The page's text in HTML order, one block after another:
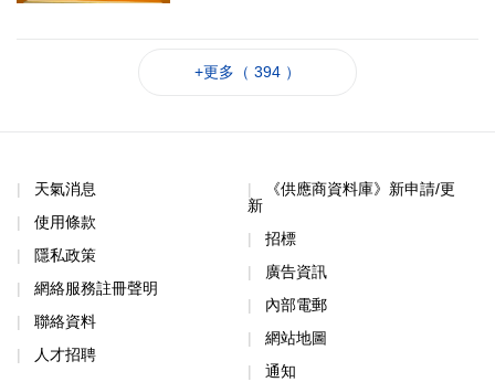
+更多（ 394 ）
天氣消息
使用條款
隱私政策
網絡服務註冊聲明
聯絡資料
人才招聘
《供應商資料庫》新申請/更
新
招標
廣告資訊
內部電郵
網站地圖
通知